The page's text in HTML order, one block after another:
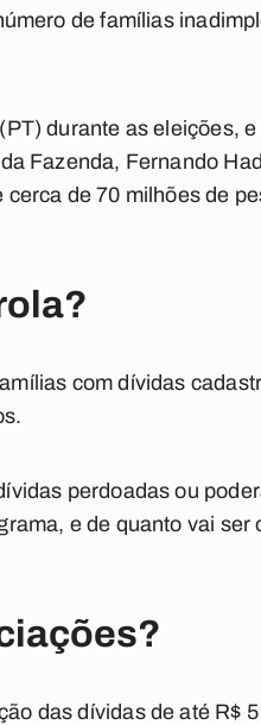
de famílias
durante as eleições,
Fazenda, Fernando
de 70 milhões de
com dívidas
perdoadas ou
e de quanto vai ser
das dívidas de até R$